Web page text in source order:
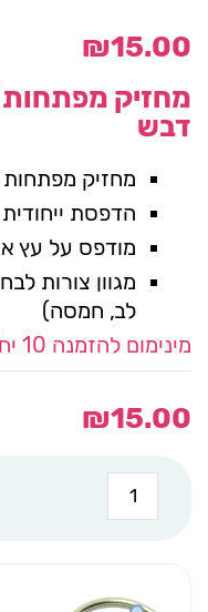
₪15.00
מחזיק מפתחות
דבש
מחזיק מפתחות
הדפסת
מודפס על עץ
מגוון צורות
לב, חמסה)
מינימום להזמנה 10 יח'
₪15.00
כמות
של
מחזיק
סובלימציה